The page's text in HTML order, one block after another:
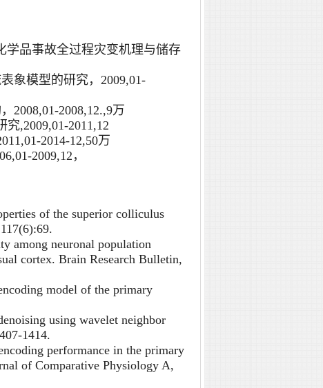
学品事故全过程灾变机理与储存
象模型的研究，2009,01-
2008,01-2008,12.,9万
,2009,01-2011,12
2014-12,50万
2009,12，
of the superior colliculus
among neuronal population
cortex. Brain Research Bulletin,
model of the primary
using wavelet neighbor
1414.
performance in the primary
of Comparative Physiology A,